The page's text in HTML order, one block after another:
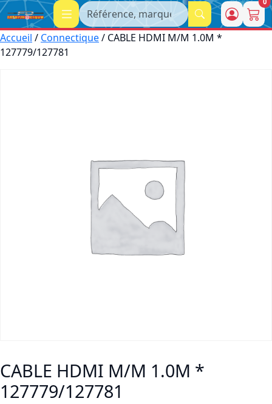
Recherche
Accueil / Connectique/ CABLE HDMI M/M 1.0M *
127779/127781
CABLE HDMI M/M 1.0M *
127779/127781